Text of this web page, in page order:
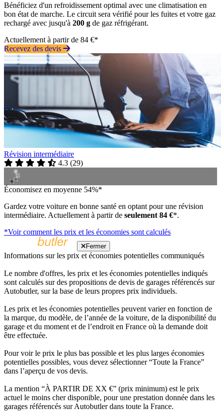
Bénéficiez d'un refroidissement optimal avec une climatisation en
bon état de marche. Le circuit sera vérifié pour les fuites et votre gaz
rechargé avec jusqu'à 200 g de gaz réfrigérant.
Actuellement à partir de 84 €*
Recevez des devis
Révision intermédiaire
4.3 (29)
Économisez en moyenne 54%*
Gardez votre voiture en bonne santé en optant pour une révision
intermédiaire. Actuellement à partir de seulement 84 €*.
*Voir comment les prix et les économies sont calculés
Fermer
Informations sur les prix et économies potentielles communiqués
Le nombre d'offres, les prix et les économies potentielles indiqués
sont calculés sur des propositions de devis de garages référencés sur
Autobutler, sur la base de leurs propres prix individuels.
Les prix et les économies potentielles peuvent varier en fonction de
la marque, du modèle, de l’année de la voiture, de la disponibilité du
garage et du moment et de l’endroit en France où la demande doit
être effectuée.
Pour voir le prix le plus bas possible et les plus larges économies
potentielles possibles, vous devez sélectionner “Toute la France”
dans l’aperçu de vos devis.
La mention “À PARTIR DE XX €” (prix minimum) est le prix
actuel le moins cher disponible, pour une prestation donnée dans les
garages référencés sur Autobutler dans toute la France.